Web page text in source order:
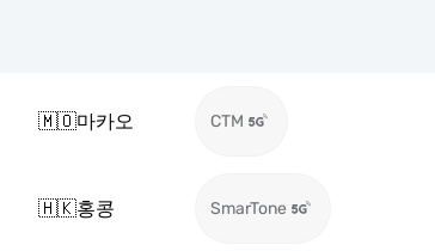
🇲🇴마카오 CTM
🇭🇰홍콩 SmarTone